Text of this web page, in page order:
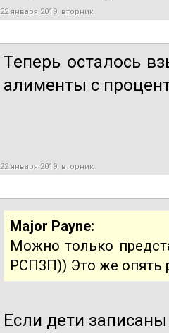
22 января 2019, вторник
Теперь осталось
алименты с
22 января 2019, вторник
Major Payne:
Можно только
РСП3П)) Это же опять
Если дети